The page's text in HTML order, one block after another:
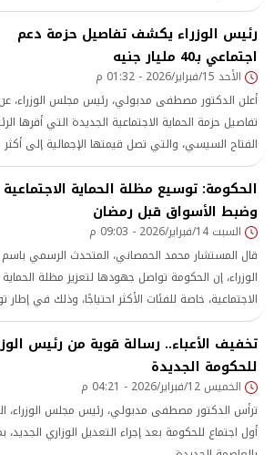
رئيس الوزراء يكشف تفاصيل حزمة دعم
اجتماعي بـ40 مليار جنيه
الأحد 15/فبراير/2026 - 01:32 م
أعلن الدكتور مصطفى مدبولي، رئيس مجلس الوزراء، عن
تفاصيل حزمة الحماية الاجتماعية الجديدة التي أقرها
مليار جنيه. وتأتي هذه الحزمة ضمن الإجراءات الحكومية
لتخفيف الأعباء عن المواطنين، حيث ستسري حتى نهاية
المالي الحالي. وخلال
الحكومة: توسيع مظلة الحماية الاجتماعية
وضبط الأسواق قبل رمضان
السبت 14/فبراير/2026 - 09:03 م
قال المستشار محمد الحمصاني، المتحدث الرسمي
الوزراء، إن الحكومة تواصل جهودها لتعزيز مظلة الحماية
الاجتماعية، خاصة للفئات الأكثر احتياجًا، وذلك في إطار
القيادة السياسية لتخفيف الأعباء عن المواطنين وضمان
مستوى معيشة مناسب في ظل الظروف الاقتصادية
تخفيف الأعباء.. رسالة قوية من رئيس
للحكومة الجديدة
الخميس 12/فبراير/2026 - 04:21 م
ترأس الدكتور مصطفى مدبولي، رئيس مجلس الوزراء،
أول اجتماع للحكومة بعد إجراء التعديل الوزاري الجديد،